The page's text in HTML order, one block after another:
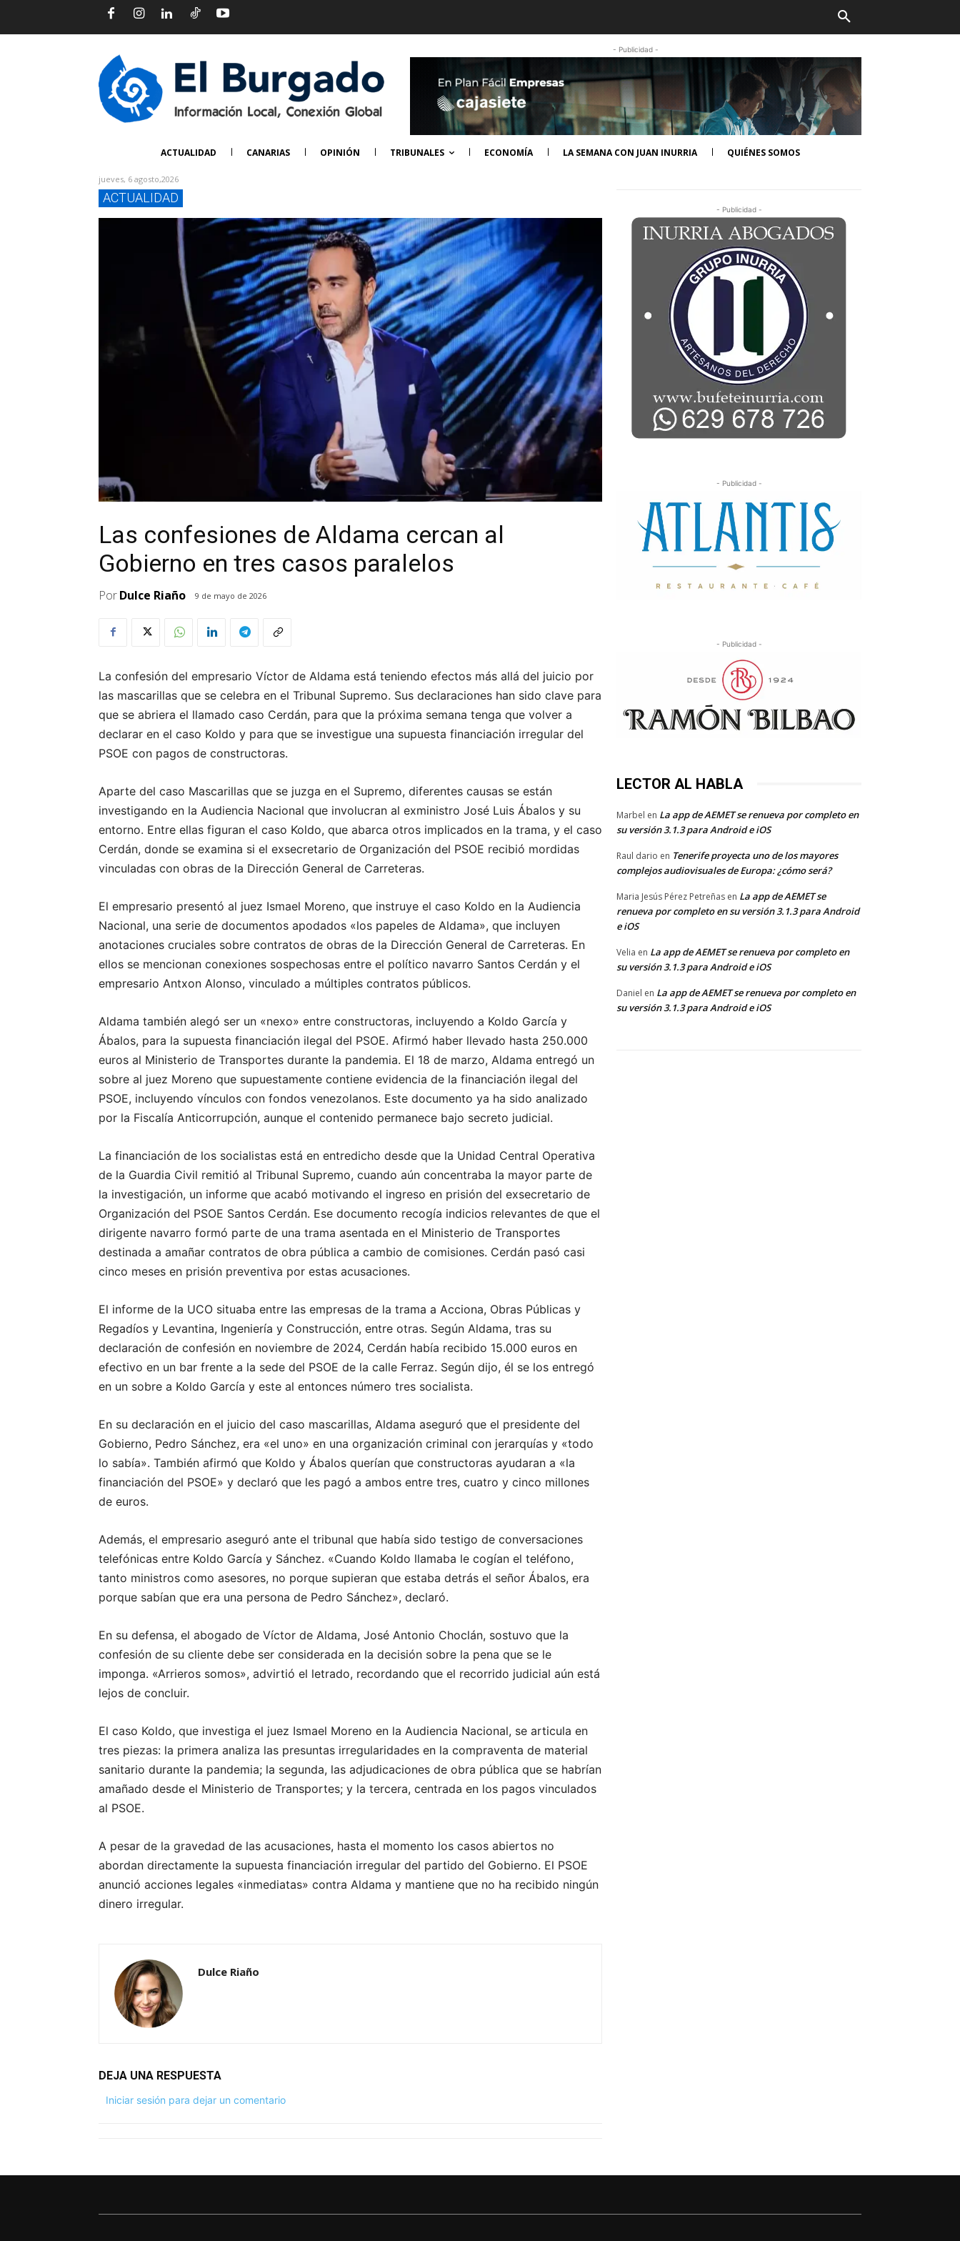
- Publicidad -
ACTUALIDAD CANARIAS OPINIÓN TRIBUNALES ECONOMÍA LA SEMANA CON JUAN INURRIA QUIÉNES SOMOS
jueves, 6 agosto,2026
ACTUALIDAD
Las confesiones de Aldama cercan al
Gobierno en tres casos paralelos
PorDulce Riaño 9 de mayo de 2026
La confesión del empresario Víctor de Aldama está teniendo efectos más allá del juicio por
las mascarillas que se celebra en el Tribunal Supremo. Sus declaraciones han sido clave para
que se abriera el llamado caso Cerdán, para que la próxima semana tenga que volver a
declarar en el caso Koldo y para que se investigue una supuesta financiación irregular del
PSOE con pagos de constructoras.
Aparte del caso Mascarillas que se juzga en el Supremo, diferentes causas se están
investigando en la Audiencia Nacional que involucran al exministro José Luis Ábalos y su
entorno. Entre ellas figuran el caso Koldo, que abarca otros implicados en la trama, y el caso
Cerdán, donde se examina si el exsecretario de Organización del PSOE recibió mordidas
vinculadas con obras de la Dirección General de Carreteras.
El empresario presentó al juez Ismael Moreno, que instruye el caso Koldo en la Audiencia
Nacional, una serie de documentos apodados «los papeles de Aldama», que incluyen
anotaciones cruciales sobre contratos de obras de la Dirección General de Carreteras. En
ellos se mencionan conexiones sospechosas entre el político navarro Santos Cerdán y el
empresario Antxon Alonso, vinculado a múltiples contratos públicos.
Aldama también alegó ser un «nexo» entre constructoras, incluyendo a Koldo García y
Ábalos, para la supuesta financiación ilegal del PSOE. Afirmó haber llevado hasta 250.000
euros al Ministerio de Transportes durante la pandemia. El 18 de marzo, Aldama entregó un
sobre al juez Moreno que supuestamente contiene evidencia de la financiación ilegal del
PSOE, incluyendo vínculos con fondos venezolanos. Este documento ya ha sido analizado
por la Fiscalía Anticorrupción, aunque el contenido permanece bajo secreto judicial.
La financiación de los socialistas está en entredicho desde que la Unidad Central Operativa
de la Guardia Civil remitió al Tribunal Supremo, cuando aún concentraba la mayor parte de
la investigación, un informe que acabó motivando el ingreso en prisión del exsecretario de
Organización del PSOE Santos Cerdán. Ese documento recogía indicios relevantes de que el
dirigente navarro formó parte de una trama asentada en el Ministerio de Transportes
destinada a amañar contratos de obra pública a cambio de comisiones. Cerdán pasó casi
cinco meses en prisión preventiva por estas acusaciones.
El informe de la UCO situaba entre las empresas de la trama a Acciona, Obras Públicas y
Regadíos y Levantina, Ingeniería y Construcción, entre otras. Según Aldama, tras su
declaración de confesión en noviembre de 2024, Cerdán había recibido 15.000 euros en
efectivo en un bar frente a la sede del PSOE de la calle Ferraz. Según dijo, él se los entregó
en un sobre a Koldo García y este al entonces número tres socialista.
En su declaración en el juicio del caso mascarillas, Aldama aseguró que el presidente del
Gobierno, Pedro Sánchez, era «el uno» en una organización criminal con jerarquías y «todo
lo sabía». También afirmó que Koldo y Ábalos querían que constructoras ayudaran a «la
financiación del PSOE» y declaró que les pagó a ambos entre tres, cuatro y cinco millones
de euros.
Además, el empresario aseguró ante el tribunal que había sido testigo de conversaciones
telefónicas entre Koldo García y Sánchez. «Cuando Koldo llamaba le cogían el teléfono,
tanto ministros como asesores, no porque supieran que estaba detrás el señor Ábalos, era
porque sabían que era una persona de Pedro Sánchez», declaró.
En su defensa, el abogado de Víctor de Aldama, José Antonio Choclán, sostuvo que la
confesión de su cliente debe ser considerada en la decisión sobre la pena que se le
imponga. «Arrieros somos», advirtió el letrado, recordando que el recorrido judicial aún está
lejos de concluir.
El caso Koldo, que investiga el juez Ismael Moreno en la Audiencia Nacional, se articula en
tres piezas: la primera analiza las presuntas irregularidades en la compraventa de material
sanitario durante la pandemia; la segunda, las adjudicaciones de obra pública que se habrían
amañado desde el Ministerio de Transportes; y la tercera, centrada en los pagos vinculados
al PSOE.
A pesar de la gravedad de las acusaciones, hasta el momento los casos abiertos no
abordan directamente la supuesta financiación irregular del partido del Gobierno. El PSOE
anunció acciones legales «inmediatas» contra Aldama y mantiene que no ha recibido ningún
dinero irregular.
Dulce Riaño
DEJA UNA RESPUESTA
Iniciar sesión para dejar un comentario
- Publicidad -
- Publicidad -
- Publicidad -
LECTOR AL HABLA
Marbel en La app de AEMET se renueva por completo en
su versión 3.1.3 para Android e iOS
Raul dario en Tenerife proyecta uno de los mayores
complejos audiovisuales de Europa: ¿cómo será?
Maria Jesús Pérez Petreñas en La app de AEMET se
renueva por completo en su versión 3.1.3 para Android
e iOS
Velia en La app de AEMET se renueva por completo en
su versión 3.1.3 para Android e iOS
Daniel en La app de AEMET se renueva por completo en
su versión 3.1.3 para Android e iOS